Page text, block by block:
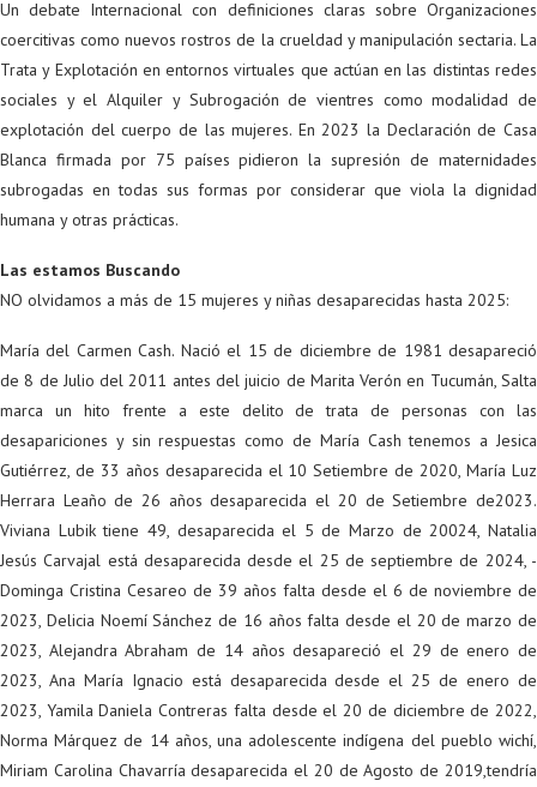
Un debate Internacional con definiciones claras sobre Organizaciones
coercitivas como nuevos rostros de la crueldad y manipulación sectaria. La
Trata y Explotación en entornos virtuales que actúan en las distintas redes
sociales y el Alquiler y Subrogación de vientres como modalidad de
explotación del cuerpo de las mujeres. En 2023 la Declaración de Casa
Blanca firmada por 75 países pidieron la supresión de maternidades
subrogadas en todas sus formas por considerar que viola la dignidad
humana y otras prácticas.
Las estamos Buscando
NO olvidamos a más de 15 mujeres y niñas desaparecidas hasta 2025:
María del Carmen Cash. Nació el 15 de diciembre de 1981 desapareció
de 8 de Julio del 2011 antes del juicio de Marita Verón en Tucumán, Salta
marca un hito frente a este delito de trata de personas con las
desapariciones y sin respuestas como de María Cash tenemos a Jesica
Gutiérrez, de 33 años desaparecida el 10 Setiembre de 2020, María Luz
Herrara Leaño de 26 años desaparecida el 20 de Setiembre de2023.
Viviana Lubik tiene 49, desaparecida el 5 de Marzo de 20024, Natalia
Jesús Carvajal está desaparecida desde el 25 de septiembre de 2024, -
Dominga Cristina Cesareo de 39 años falta desde el 6 de noviembre de
2023, Delicia Noemí Sánchez de 16 años falta desde el 20 de marzo de
2023, Alejandra Abraham de 14 años desapareció el 29 de enero de
2023, Ana María Ignacio está desaparecida desde el 25 de enero de
2023, Yamila Daniela Contreras falta desde el 20 de diciembre de 2022,
Norma Márquez de 14 años, una adolescente indígena del pueblo wichí,
Miriam Carolina Chavarría desaparecida el 20 de Agosto de 2019,tendría